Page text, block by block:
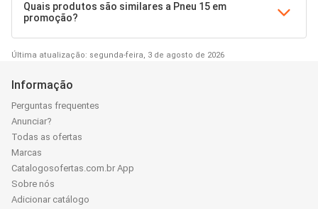
Quais produtos são similares a Pneu 15 em
promoção?
Última atualização: segunda-feira, 3 de agosto de 2026
Informação
Perguntas frequentes
Anunciar?
Todas as ofertas
Marcas
Catalogosofertas.com.br App
Sobre nós
Adicionar catálogo